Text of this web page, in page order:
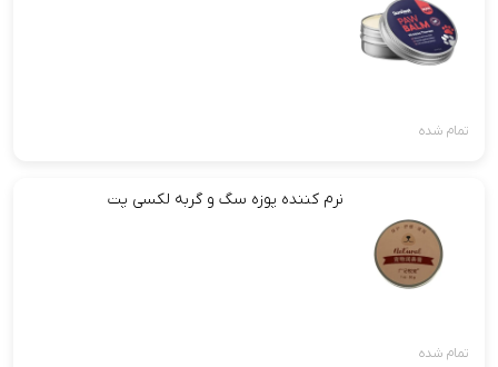
تمام شده
نرم کننده پوزه سگ و گربه لکسی پت
تمام شده